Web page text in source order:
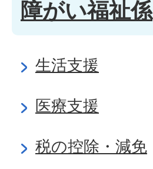
障がい福祉係
生活支援
医療支援
税の控除・減免